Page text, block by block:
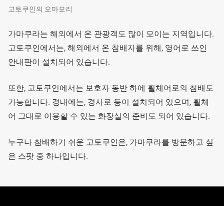
고토쿠인의 오마모리
가마쿠라는 해외에서 온 관광객도 많이 모이는 지역입니다.
고토쿠인에서는, 해외에서 온 참배자를 위해, 영어로 쓰인
안내판이 설치되어 있습니다.
또한, 고토쿠인에서는 보호자 동반 하에 휠체어로의 참배도
가능합니다. 경내에는, 경사로 등이 설치되어 있으며, 휠체
어 그대로 이용할 수 있는 화장실의 준비도 되어 있습니다.
누구나 참배하기 쉬운 고토쿠인은, 가마쿠라를 방문하고 싶
은 스팟 중 하나입니다.